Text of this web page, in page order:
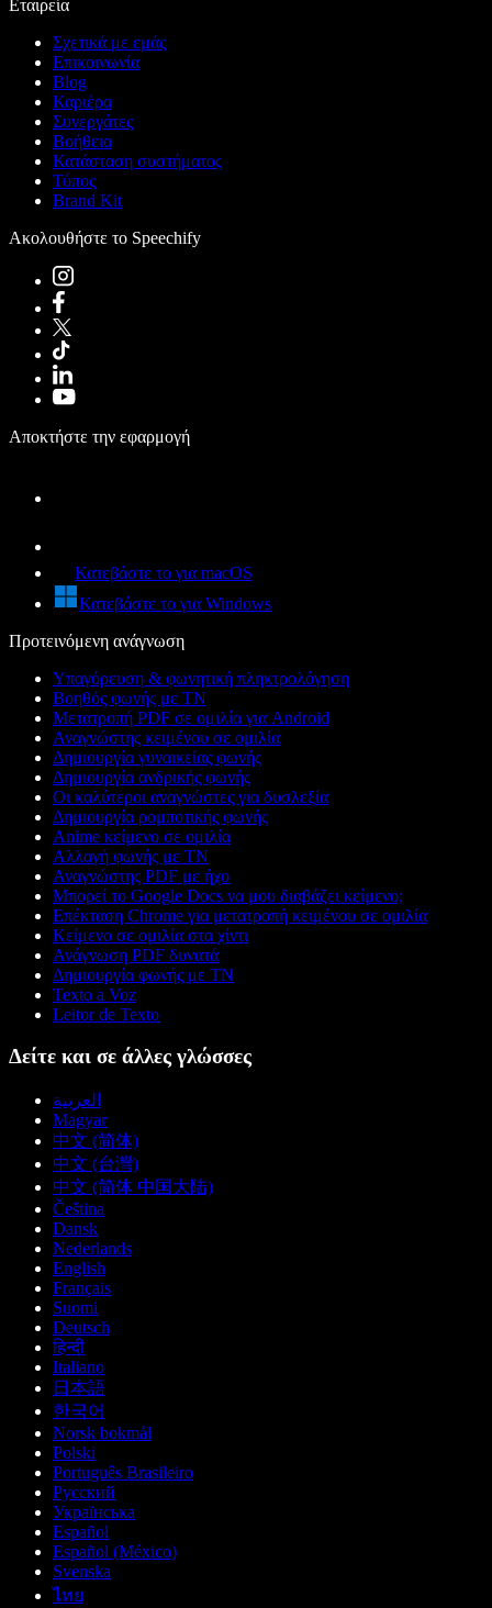
Εταιρεία
Σχετικά με εμάς
Επικοινωνία
Blog
Καριέρα
Συνεργάτες
Βοήθεια
Κατάσταση συστήματος
Τύπος
Brand Kit
Ακολουθήστε το Speechify
Αποκτήστε την εφαρμογή
Κατεβάστε το για macOS
Κατεβάστε το για Windows
Προτεινόμενη ανάγνωση
Υπαγόρευση & φωνητική πληκτρολόγηση
Βοηθός φωνής με ΤΝ
Μετατροπή PDF σε ομιλία για Android
Αναγνώστης κειμένου σε ομιλία
Δημιουργία γυναικείας φωνής
Δημιουργία ανδρικής φωνής
Οι καλύτεροι αναγνώστες για δυσλεξία
Δημιουργία ρομποτικής φωνής
Anime κείμενο σε ομιλία
Αλλαγή φωνής με ΤΝ
Αναγνώστης PDF με ήχο
Μπορεί το Google Docs να μου διαβάζει κείμενο;
Επέκταση Chrome για μετατροπή κειμένου σε ομιλία
Κείμενο σε ομιλία στα χίντι
Ανάγνωση PDF δυνατά
Δημιουργία φωνής με ΤΝ
Texto a Voz
Leitor de Texto
Δείτε και σε άλλες γλώσσες
العربية
Magyar
中文 (简体)
中文 (台灣)
中文 (简体 中国大陆)
Čeština
Dansk
Nederlands
English
Français
Suomi
Deutsch
हिन्दी
Italiano
日本語
한국어
Norsk bokmål
Polski
Português Brasileiro
Русский
Українська
Español
Español (México)
Svenska
ไทย